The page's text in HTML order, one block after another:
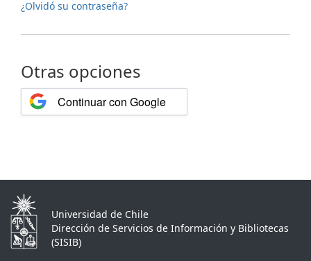
¿Olvidó su contraseña?
Otras opciones
Continuar con Google
Universidad de Chile
Dirección de Servicios de Información y Bibliotecas
(SISIB)